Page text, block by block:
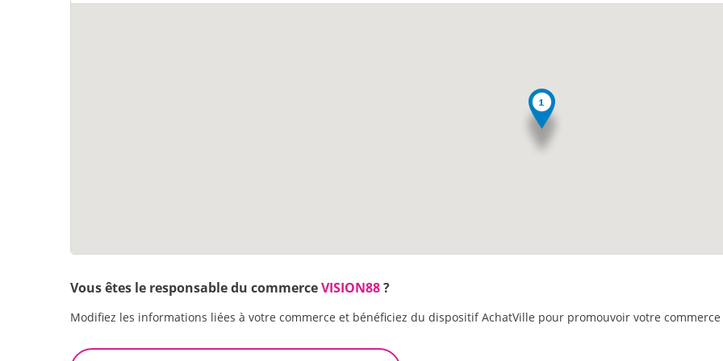
Vous êtes le responsable du commerceVISION88?
Modifiez les informations liées à votre commerce et bénéficiez du dispositif AchatVille pour promouvoir votre